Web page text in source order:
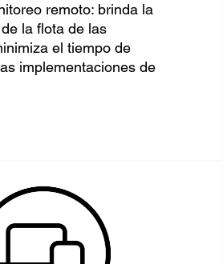
remoto: brinda la
la flota de las
el tiempo de
implementaciones de